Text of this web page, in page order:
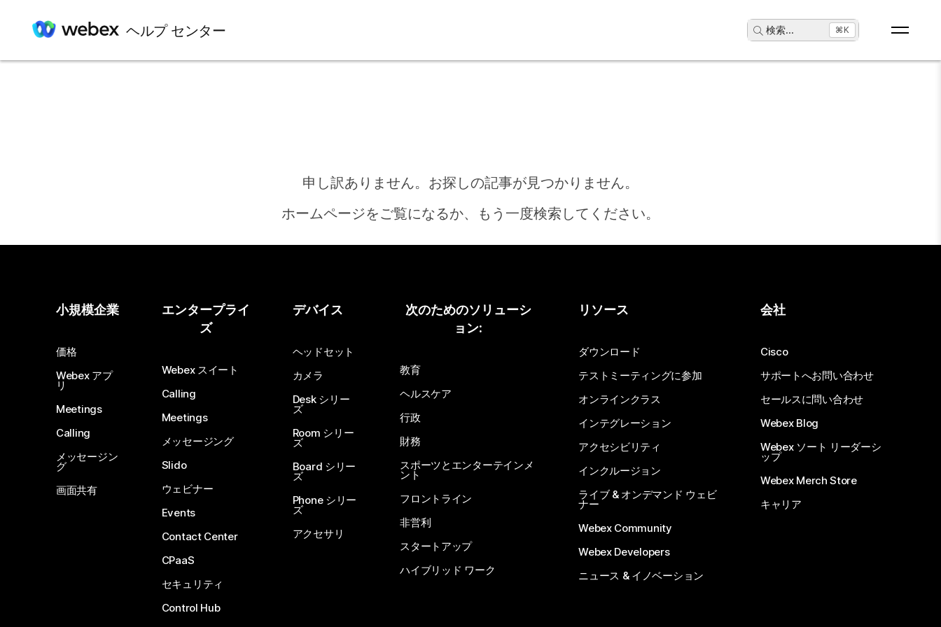
ヘルプ センター 検索... ⌘K
申し訳ありません。お探しの記事が見つかりません。
ホームページをご覧になるか、もう一度検索してください。
何をお探しですか?
小規模企業
価格
Webex アプ
リ
Meetings
Calling
メッセージン
グ
画面共有
エンタープライ
ズ
Webex スイート
Calling
Meetings
メッセージング
Slido
ウェビナー
Events
Contact Center
CPaaS
セキュリティ
Control Hub
デバイス
ヘッドセット
カメラ
Desk シリー
ズ
Room シリー
ズ
Board シリー
ズ
Phone シリー
ズ
アクセサリ
次のためのソリューシ
ョン:
教育
ヘルスケア
行政
財務
スポーツとエンターテインメ
ント
フロントライン
非営利
スタートアップ
ハイブリッド ワーク
リソース
ダウンロード
テストミーティングに参加
オンラインクラス
インテグレーション
アクセシビリティ
インクルージョン
ライブ & オンデマンド ウェビ
ナー
Webex Community
Webex Developers
ニュース & イノベーション
会社
Cisco
サポートへお問い合わせ
セールスに問い合わせ
Webex Blog
Webex ソート リーダーシ
ップ
Webex Merch Store
キャリア